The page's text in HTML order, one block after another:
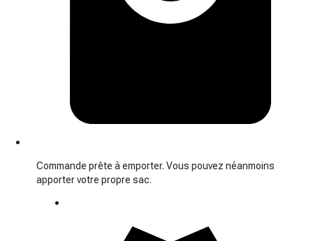
Commande prête à emporter. Vous pouvez néanmoins
apporter votre propre sac.